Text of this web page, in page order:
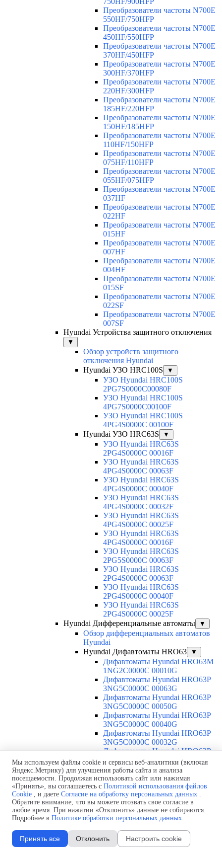
Преобразователи частоты N700E
550HF/750HFP
Преобразователи частоты N700E
450HF/550HFP
Преобразователи частоты N700E
370HF/450HFP
Преобразователи частоты N700E
300HF/370HFP
Преобразователи частоты N700E
220HF/300HFP
Преобразователи частоты N700E
185HF/220HFP
Преобразователи частоты N700E
150HF/185HFP
Преобразователи частоты N700E
110HF/150HFP
Преобразователи частоты N700E
075HF/110HFP
Преобразователи частоты N700E
055HF/075HFP
Преобразователи частоты N700E
037HF
Преобразователи частоты N700E
022HF
Преобразователи частоты N700E
015HF
Преобразователи частоты N700E
007HF
Преобразователи частоты N700E
004HF
Преобразователи частоты N700E
015SF
Преобразователи частоты N700E
022SF
Преобразователи частоты N700E
007SF
Hyundai Устройства защитного отключения
▼
Обзор устройств защитного
отключения Hyundai
Hyundai УЗО HRC100S
▼
УЗО Hyundai HRC100S
2PG7S0000C00080F
УЗО Hyundai HRC100S
4PG7S0000C00100F
УЗО Hyundai HRC100S
4PG4S0000C 00100F
Hyundai УЗО HRC63S
▼
УЗО Hyundai HRC63S
2PG4S0000C 00016F
УЗО Hyundai HRC63S
4PG4S0000C 00063F
УЗО Hyundai HRC63S
4PG4S0000C 00040F
УЗО Hyundai HRC63S
4PG4S0000C 00032F
УЗО Hyundai HRC63S
4PG4S0000C 00025F
УЗО Hyundai HRC63S
4PG4S0000C 00016F
УЗО Hyundai HRC63S
2PG5S0000C 00063F
УЗО Hyundai HRC63S
2PG4S0000C 00063F
УЗО Hyundai HRC63S
2PG4S0000C 00040F
УЗО Hyundai HRC63S
2PG4S0000C 00025F
Hyundai Дифференциальные автоматы
▼
Обзор дифференциальных автоматов
Hyundai
Hyundai Дифавтоматы HRO63
▼
Дифавтоматы Hyundai HRO63M
1NG2C0000C 00010G
Дифавтоматы Hyundai HRO63P
3NG5C0000C 00063G
Дифавтоматы Hyundai HRO63P
3NG5C0000C 00050G
Дифавтоматы Hyundai HRO63P
3NG5C0000C 00040G
Дифавтоматы Hyundai HRO63P
3NG5C0000C 00032G
Дифавтоматы Hyundai HRO63P
3NG5C0000C 00025G
Дифавтоматы Hyundai HRO63P
3NG5C0000C 00020G
Дифавтоматы Hyundai HRO63P
3NG5C0000C 00016G
Дифавтоматы Hyundai HRO63P
3NG5C0000C 00010G
Дифавтоматы Hyundai HRO63P
3NG5C0000C 00006G
Дифавтоматы Hyundai HRO63P
3NG4C0000C 00063G
Мы используем файлы cookie и сервисы веб-аналитики (включая
Яндекс.Метрику) для улучшения работы сайта и анализа
посещаемости. Продолжая использовать сайт или нажимая
«Принять», вы соглашаетесь с Политикой использования файлов
Cookie , и даете Согласие на обработку персональных данных .
Обратите внимание, что вы можете отозвать свое согласие в
любое время. При нажатии «Отклонить» данные не собираются.
Подробнее в Политике обработки персональных данных.
Принять все Отклонить Настроить cookie